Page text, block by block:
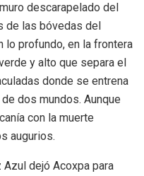
descarapelado del
de las bóvedas del
lo profundo, en la frontera
y alto que separa el
donde se entrena
dos mundos. Aunque
con la muerte
augurios.
Azul dejó Acoxpa para